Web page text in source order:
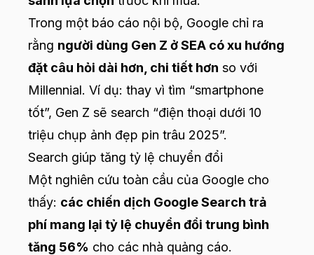
Trong một báo cáo nội bộ, Google chỉ ra
rằng người dùng Gen Z ở SEA có xu hướng
đặt câu hỏi dài hơn, chi tiết hơn so với
Millennial. Ví dụ: thay vì tìm “smartphone
tốt”, Gen Z sẽ search “điện thoại dưới 10
triệu chụp ảnh đẹp pin trâu 2025”.
Search giúp tăng tỷ lệ chuyển đổi
Một nghiên cứu toàn cầu của Google cho
thấy: các chiến dịch Google Search trả
phí mang lại tỷ lệ chuyển đổi trung bình
tăng 56% cho các nhà quảng cáo.